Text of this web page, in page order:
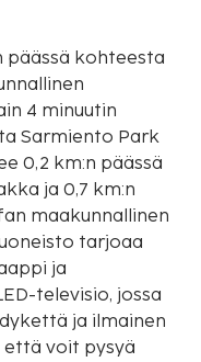
päässä kohteesta
4 minuutin
Sarmiento Park
ja 0,7 km:n
maakunnallinen
tarjoaa
ja
televisio, jossa
ja ilmainen
että voit pysyä